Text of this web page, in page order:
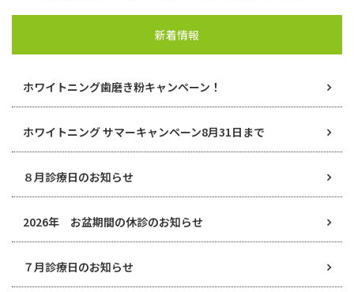
新着情報
ホワイトニング歯磨き粉キャンペーン！
ホワイトニング サマーキャンペーン8月31日まで
８月診療日のお知らせ
2026年 お盆期間の休診のお知らせ
７月診療日のお知らせ